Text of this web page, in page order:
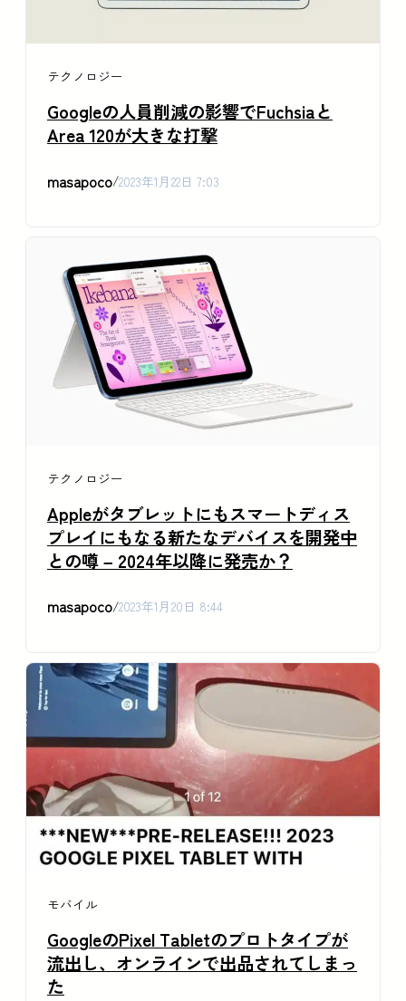
テクノロジー
Googleの人員削減の影響でFuchsiaと
Area 120が大きな打撃
masapoco/2023年1月22日 7:03
テクノロジー
Appleがタブレットにもスマートディス
プレイにもなる新たなデバイスを開発中
との噂 – 2024年以降に発売か？
masapoco/2023年1月20日 8:44
モバイル
GoogleのPixel Tabletのプロトタイプが
流出し、オンラインで出品されてしまっ
た